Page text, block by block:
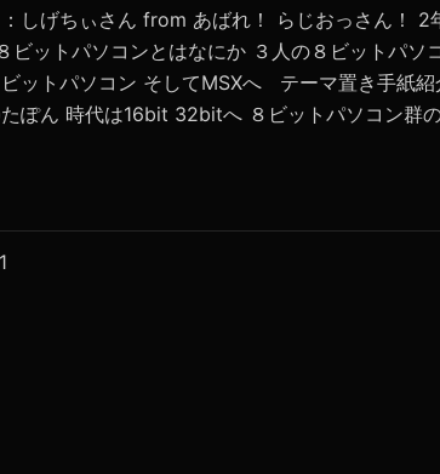
しげちぃさん from あばれ！ らじおっさん！
ビットパソコンとはなにか ３人の８ビットパソ
ビットパソコン そしてMSXへ テーマ置き手紙
ぽん 時代は16bit 32bitへ ８ビットパソコン群